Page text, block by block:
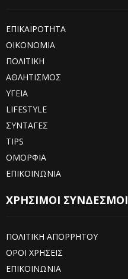
ΕΠΙΚΑΙΡΟΤΗΤΑ
ΟΙΚΟΝΟΜΙΑ
ΠΟΛΙΤΙΚΗ
ΑΘΛΗΤΙΣΜΟΣ
ΥΓΕΙΑ
LIFESTYLE
ΣΥΝΤΑΓΕΣ
TIPS
ΟΜΟΡΦΙΑ
ΕΠΙΚΟΙΝΩΝΙΑ
ΧΡΗΣΙΜΟΙ ΣΥΝΔΕΣΜΟΙ
ΠΟΛΙΤΙΚΗ ΑΠΟΡΡΗΤΟΥ
ΟΡΟΙ ΧΡΗΣΕΙΣ
ΕΠΙΚΟΙΝΩΝΙΑ